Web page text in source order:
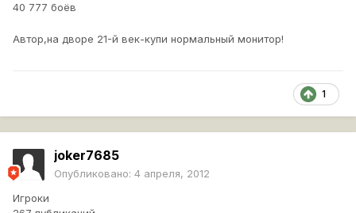
40 777 боёв
Автор,на дворе 21-й век-купи нормальный монитор!
1
joker7685
Опубликовано: 4 апреля, 2012
Игроки